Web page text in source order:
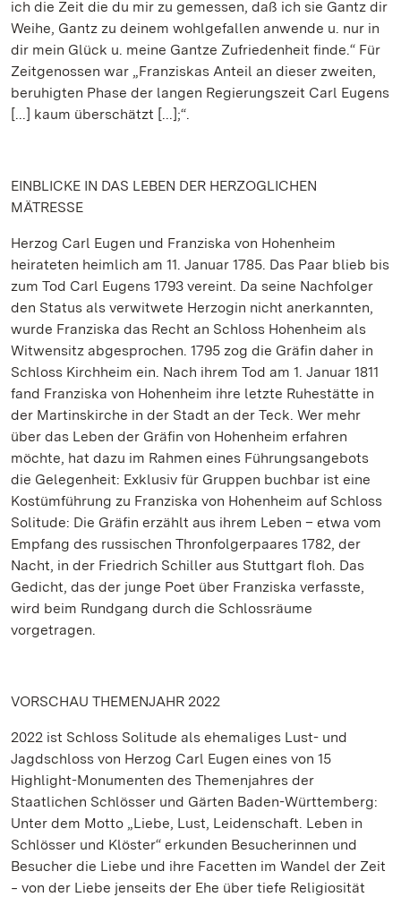
ich die Zeit die du mir zu gemessen, daß ich sie Gantz dir
Weihe, Gantz zu deinem wohlgefallen anwende u. nur in
dir mein Glück u. meine Gantze Zufriedenheit finde.“ Für
Zeitgenossen war „Franziskas Anteil an dieser zweiten,
beruhigten Phase der langen Regierungszeit Carl Eugens
[...] kaum überschätzt [...];“.
EINBLICKE IN DAS LEBEN DER HERZOGLICHEN
MÄTRESSE
Herzog Carl Eugen und Franziska von Hohenheim
heirateten heimlich am 11. Januar 1785. Das Paar blieb bis
zum Tod Carl Eugens 1793 vereint. Da seine Nachfolger
den Status als verwitwete Herzogin nicht anerkannten,
wurde Franziska das Recht an Schloss Hohenheim als
Witwensitz abgesprochen. 1795 zog die Gräfin daher in
Schloss Kirchheim ein. Nach ihrem Tod am 1. Januar 1811
fand Franziska von Hohenheim ihre letzte Ruhestätte in
der Martinskirche in der Stadt an der Teck. Wer mehr
über das Leben der Gräfin von Hohenheim erfahren
möchte, hat dazu im Rahmen eines Führungsangebots
die Gelegenheit: Exklusiv für Gruppen buchbar ist eine
Kostümführung zu Franziska von Hohenheim auf Schloss
Solitude: Die Gräfin erzählt aus ihrem Leben – etwa vom
Empfang des russischen Thronfolgerpaares 1782, der
Nacht, in der Friedrich Schiller aus Stuttgart floh. Das
Gedicht, das der junge Poet über Franziska verfasste,
wird beim Rundgang durch die Schlossräume
vorgetragen.
VORSCHAU THEMENJAHR 2022
2022 ist Schloss Solitude als ehemaliges Lust- und
Jagdschloss von Herzog Carl Eugen eines von 15
Highlight-Monumenten des Themenjahres der
Staatlichen Schlösser und Gärten Baden-Württemberg:
Unter dem Motto „Liebe, Lust, Leidenschaft. Leben in
Schlösser und Klöster“ erkunden Besucherinnen und
Besucher die Liebe und ihre Facetten im Wandel der Zeit
‒ von der Liebe jenseits der Ehe über tiefe Religiosität